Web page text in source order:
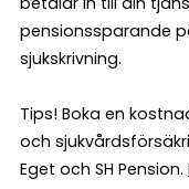
pensionssparande
sjukskrivning.
Tips! Boka en
och
Eget och SH Pension.